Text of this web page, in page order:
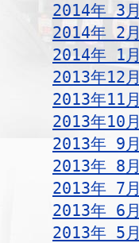
2014年 3月
2014年 2月
2014年 1月
2013年12月
2013年11月
2013年10月
2013年 9月
2013年 8月
2013年 7月
2013年 6月
2013年 5月